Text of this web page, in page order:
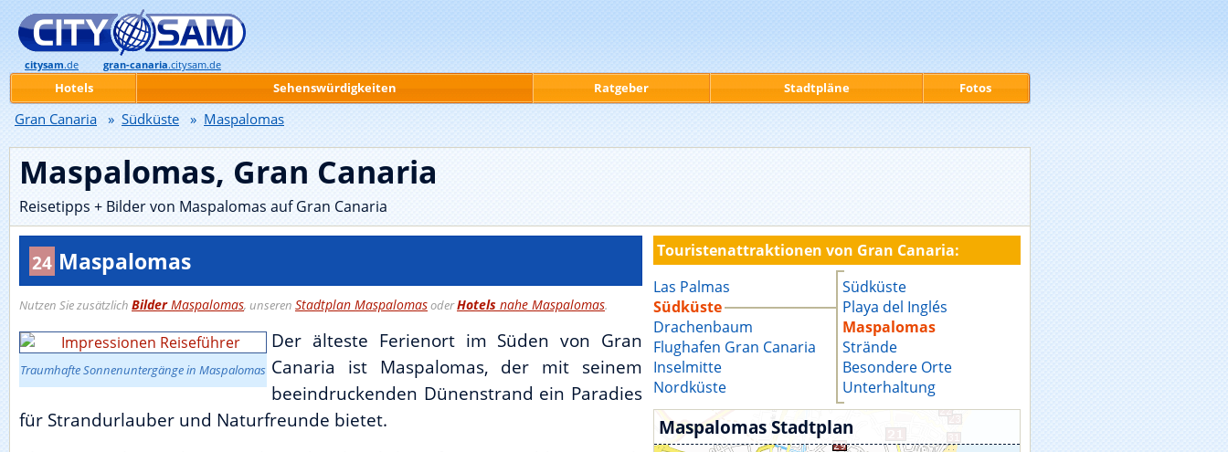
Maspalomas, Gran Canaria
Reisetipps + Bilder von Maspalomas auf Gran Canaria
24 Maspalomas
Nutzen Sie zusätzlich BilderMaspalomas, unseren Stadtplan MaspalomasoderHotels nahe Maspalomas.
Traumhafte Sonnenuntergänge in Maspalomas
Der älteste Ferienort im Süden von Gran
Canaria ist Maspalomas, der mit seinem
beeindruckenden Dünenstrand ein Paradies
für Strandurlauber und Naturfreunde bietet.
Touristenattraktionen von Gran Canaria:
Las Palmas
Südküste
Drachenbaum
Flughafen Gran Canaria
Inselmitte
Nordküste
Südküste
Playa del Inglés
Maspalomas
Strände
Besondere Orte
Unterhaltung
Maspalomas Stadtplan
citysam.de gran-canaria.citysam.de
Hotels Sehenswürdigkeiten Ratgeber Stadtpläne Fotos
Gran Canaria » Südküste » Maspalomas